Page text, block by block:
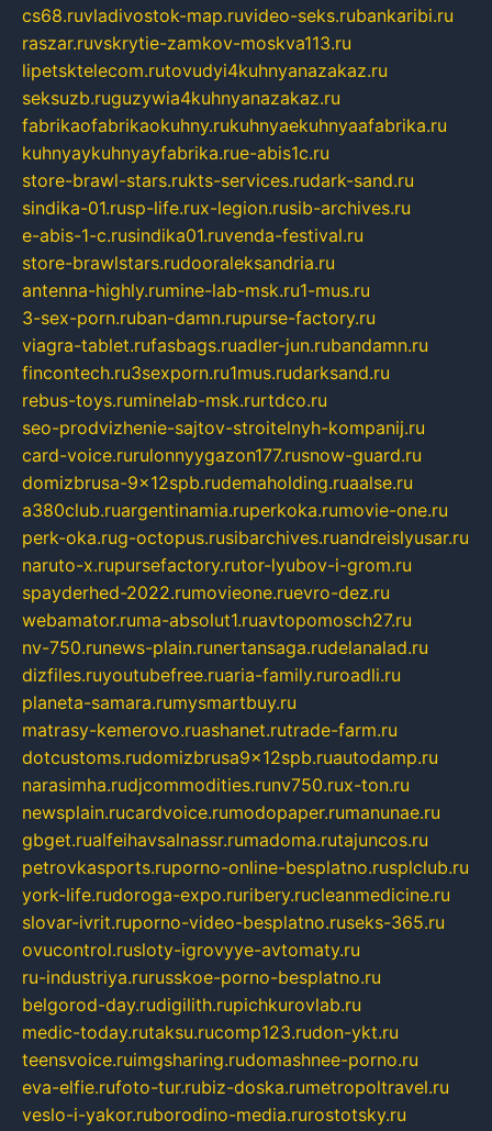
cs68.ruvladivostok-map.ruvideo-seks.rubankaribi.ru
raszar.ruvskrytie-zamkov-moskva113.ru
lipetsktelecom.rutovudyi4kuhnyanazakaz.ru
seksuzb.ruguzywia4kuhnyanazakaz.ru
fabrikaofabrikaokuhny.rukuhnyaekuhnyaafabrika.ru
kuhnyaykuhnyayfabrika.rue-abis1c.ru
store-brawl-stars.rukts-services.rudark-sand.ru
sindika-01.rusp-life.rux-legion.rusib-archives.ru
e-abis-1-c.rusindika01.ruvenda-festival.ru
store-brawlstars.rudooraleksandria.ru
antenna-highly.rumine-lab-msk.ru1-mus.ru
3-sex-porn.ruban-damn.rupurse-factory.ru
viagra-tablet.rufasbags.ruadler-jun.rubandamn.ru
fincontech.ru3sexporn.ru1mus.rudarksand.ru
rebus-toys.ruminelab-msk.rurtdco.ru
seo-prodvizhenie-sajtov-stroitelnyh-kompanij.ru
card-voice.rurulonnyygazon177.rusnow-guard.ru
domizbrusa-9x12spb.rudemaholding.ruaalse.ru
a380club.ruargentinamia.ruperkoka.rumovie-one.ru
perk-oka.rug-octopus.rusibarchives.ruandreislyusar.ru
naruto-x.rupursefactory.rutor-lyubov-i-grom.ru
spayderhed-2022.rumovieone.ruevro-dez.ru
webamator.ruma-absolut1.ruavtopomosch27.ru
nv-750.runews-plain.runertansaga.rudelanalad.ru
dizfiles.ruyoutubefree.ruaria-family.ruroadli.ru
planeta-samara.rumysmartbuy.ru
matrasy-kemerovo.ruashanet.rutrade-farm.ru
dotcustoms.rudomizbrusa9x12spb.ruautodamp.ru
narasimha.rudjcommodities.runv750.rux-ton.ru
newsplain.rucardvoice.rumodopaper.rumanunae.ru
gbget.rualfeihavsalnassr.rumadoma.rutajuncos.ru
petrovkasports.ruporno-online-besplatno.rusplclub.ru
york-life.rudoroga-expo.ruribery.rucleanmedicine.ru
slovar-ivrit.ruporno-video-besplatno.ruseks-365.ru
ovucontrol.rusloty-igrovyye-avtomaty.ru
ru-industriya.rurusskoe-porno-besplatno.ru
belgorod-day.rudigilith.rupichkurovlab.ru
medic-today.rutaksu.rucomp123.rudon-ykt.ru
teensvoice.ruimgsharing.rudomashnee-porno.ru
eva-elfie.rufoto-tur.rubiz-doska.rumetropoltravel.ru
veslo-i-yakor.ruborodino-media.rurostotsky.ru